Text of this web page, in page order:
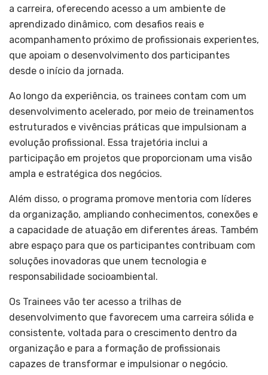
a carreira, oferecendo acesso a um ambiente de
aprendizado dinâmico, com desafios reais e
acompanhamento próximo de profissionais experientes,
que apoiam o desenvolvimento dos participantes
desde o início da jornada.
Ao longo da experiência, os trainees contam com um
desenvolvimento acelerado, por meio de treinamentos
estruturados e vivências práticas que impulsionam a
evolução profissional. Essa trajetória inclui a
participação em projetos que proporcionam uma visão
ampla e estratégica dos negócios.
Além disso, o programa promove mentoria com líderes
da organização, ampliando conhecimentos, conexões e
a capacidade de atuação em diferentes áreas. Também
abre espaço para que os participantes contribuam com
soluções inovadoras que unem tecnologia e
responsabilidade socioambiental.
Os Trainees vão ter acesso a trilhas de
desenvolvimento que favorecem uma carreira sólida e
consistente, voltada para o crescimento dentro da
organização e para a formação de profissionais
capazes de transformar e impulsionar o negócio.